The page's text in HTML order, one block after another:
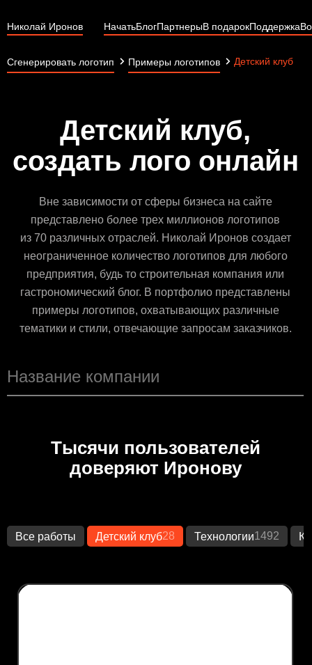
Николай Иронов НачатьБлогПартнерыВ подарокПоддержка
Сгенерировать логотип Примеры логотипов Детский клуб
Детский клуб,
создать лого онлайн
Вне зависимости от сферы бизнеса на сайте
представлено более трех миллионов логотипов
из 70 различных отраслей. Николай Иронов создает
неограниченное количество логотипов для любого
предприятия, будь то строительная компания или
гастрономический блог. В портфолио представлены
примеры логотипов, охватывающих различные
тематики и стили, отвечающие запросам заказчиков.
Тысячи пользователей
доверяют Иронову
Все работы Детский клуб28 Технологии1492